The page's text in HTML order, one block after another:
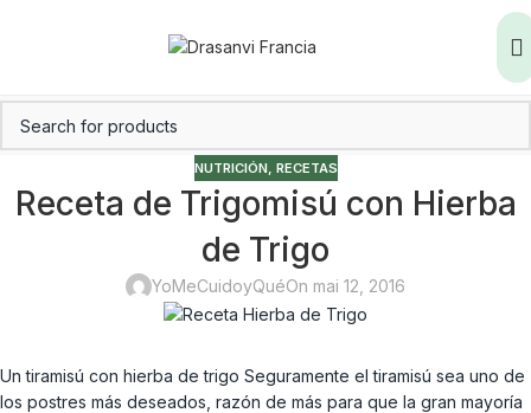
NUTRICIÓN, RECETAS
Receta de Trigomisú con Hierba
de Trigo
YoMeCuidoyQuéOn mai 12, 2016
Un tiramisú con hierba de trigo Seguramente el tiramisú sea uno de
los postres más deseados, razón de más para que la gran mayoría